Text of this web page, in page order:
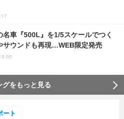
名車『500L』を1/5スケールでつく
ウンドも再現…WEB限定発売
グをもっと見る
ート